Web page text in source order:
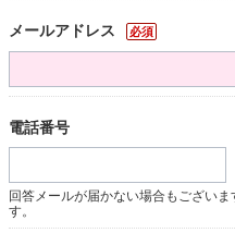
メールアドレス 必須
電話番号
回答メールが届かない場合もござい
す。